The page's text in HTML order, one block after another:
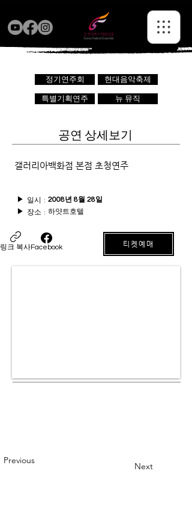
정기연주회 현대음악축제
특별기획연주 뉴 뮤직
공연 상세보기
갤러리아백화점 본점 초청연주
2008년 8월 28일
일시 :
▶
▶
장소 : 하얏트호텔
링크 복사Facebook 티켓예매
Previous
Next